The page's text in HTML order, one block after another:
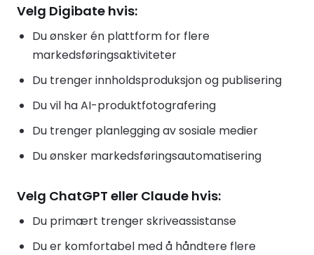
Velg Digibate hvis:
Du ønsker én plattform for flere
markedsføringsaktiviteter
Du trenger innholdsproduksjon og publisering
Du vil ha AI-produktfotografering
Du trenger planlegging av sosiale medier
Du ønsker markedsføringsautomatisering
Velg ChatGPT eller Claude hvis:
Du primært trenger skriveassistanse
Du er komfortabel med å håndtere flere